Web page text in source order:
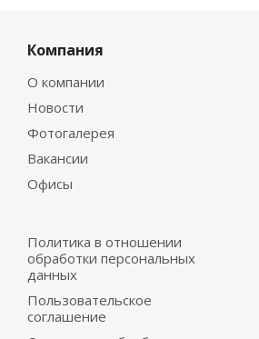
Компания
О компании
Новости
Фотогалерея
Вакансии
Офисы
Политика в отношении
обработки персональных
данных
Пользовательское
соглашение